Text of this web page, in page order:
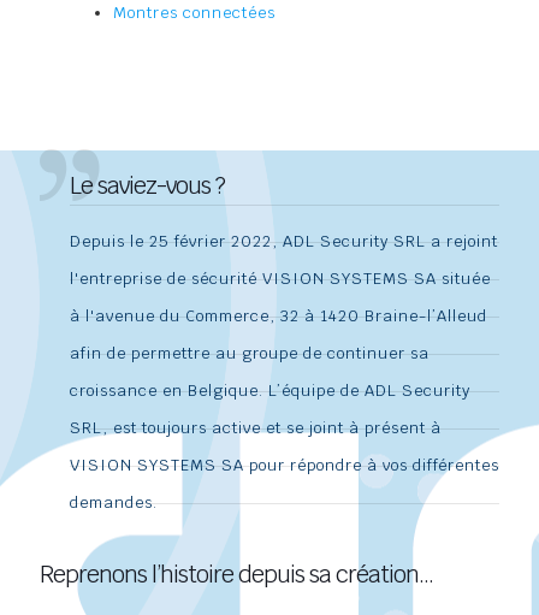
Montres connectées
Le saviez-vous ?
Depuis le 25 février 2022, ADL Security SRL a rejoint
l'entreprise de sécurité VISION SYSTEMS SA située
à l'avenue du Commerce, 32 à 1420 Braine-l’Alleud
afin de permettre au groupe de continuer sa
croissance en Belgique. L’équipe de ADL Security
SRL, est toujours active et se joint à présent à
VISION SYSTEMS SA pour répondre à vos différentes
demandes.
Reprenons l’histoire depuis sa création…